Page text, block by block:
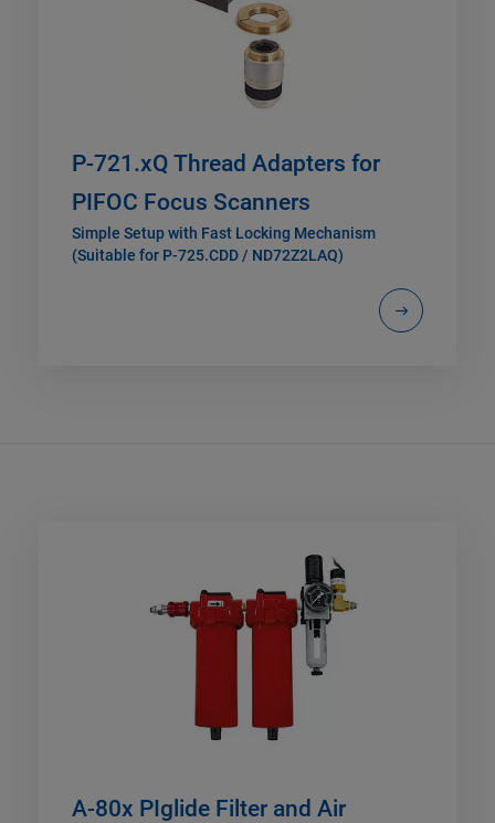
P-721.xQ Thread Adapters for
PIFOC Focus Scanners
Simple Setup with Fast Locking Mechanism
(Suitable for P-725.CDD / ND72Z2LAQ)
A-80x PIglide Filter and Air